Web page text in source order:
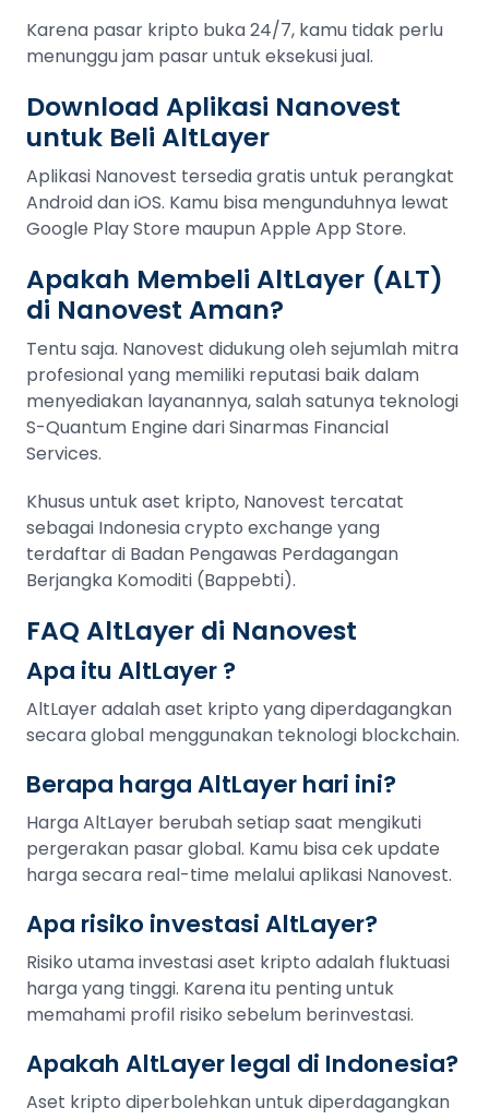
Karena pasar kripto buka 24/7, kamu tidak perlu
menunggu jam pasar untuk eksekusi jual.
Download Aplikasi Nanovest
untuk Beli AltLayer
Aplikasi Nanovest tersedia gratis untuk perangkat
Android dan iOS. Kamu bisa mengunduhnya lewat
Google Play Store maupun Apple App Store.
Apakah Membeli AltLayer (ALT)
di Nanovest Aman?
Tentu saja. Nanovest didukung oleh sejumlah mitra
profesional yang memiliki reputasi baik dalam
menyediakan layanannya, salah satunya teknologi
S-Quantum Engine dari Sinarmas Financial
Services.
Khusus untuk aset kripto, Nanovest tercatat
sebagai Indonesia crypto exchange yang
terdaftar di Badan Pengawas Perdagangan
Berjangka Komoditi (Bappebti).
FAQ AltLayer di Nanovest
Apa itu AltLayer ?
AltLayer adalah aset kripto yang diperdagangkan
secara global menggunakan teknologi blockchain.
Berapa harga AltLayer hari ini?
Harga AltLayer berubah setiap saat mengikuti
pergerakan pasar global. Kamu bisa cek update
harga secara real-time melalui aplikasi Nanovest.
Apa risiko investasi AltLayer?
Risiko utama investasi aset kripto adalah fluktuasi
harga yang tinggi. Karena itu penting untuk
memahami profil risiko sebelum berinvestasi.
Apakah AltLayer legal di Indonesia?
Aset kripto diperbolehkan untuk diperdagangkan